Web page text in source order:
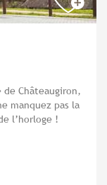
Châteaugiron,
manquez pas la
l’horloge !